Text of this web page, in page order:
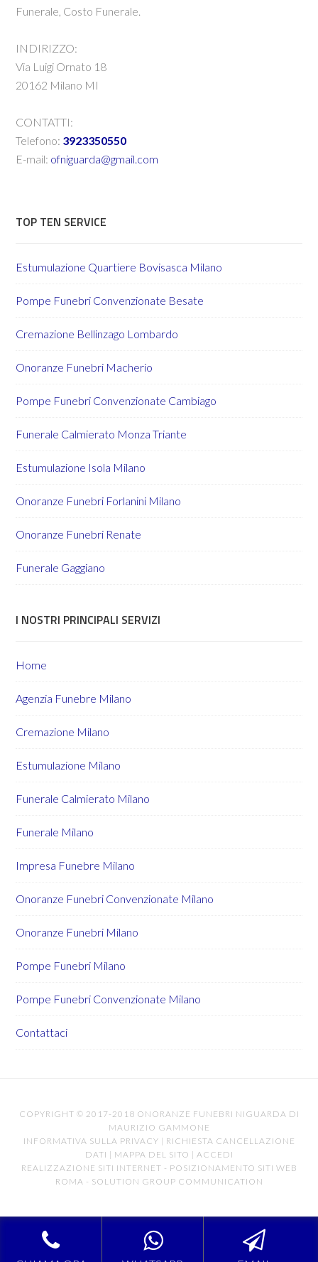
Funerale, Costo Funerale.
INDIRIZZO:
Via Luigi Ornato 18
20162 Milano MI
CONTATTI:
Telefono: 3923350550
E-mail: ofniguarda@gmail.com
TOP TEN SERVICE
Estumulazione Quartiere Bovisasca Milano
Pompe Funebri Convenzionate Besate
Cremazione Bellinzago Lombardo
Onoranze Funebri Macherio
Pompe Funebri Convenzionate Cambiago
Funerale Calmierato Monza Triante
Estumulazione Isola Milano
Onoranze Funebri Forlanini Milano
Onoranze Funebri Renate
Funerale Gaggiano
I NOSTRI PRINCIPALI SERVIZI
Home
Agenzia Funebre Milano
Cremazione Milano
Estumulazione Milano
Funerale Calmierato Milano
Funerale Milano
Impresa Funebre Milano
Onoranze Funebri Convenzionate Milano
Onoranze Funebri Milano
Pompe Funebri Milano
Pompe Funebri Convenzionate Milano
Contattaci
COPYRIGHT © 2017-2018 ONORANZE FUNEBRI NIGUARDA DI
MAURIZIO GAMMONE
INFORMATIVA SULLA PRIVACY | RICHIESTA CANCELLAZIONE
DATI | MAPPA DEL SITO | ACCEDI
REALIZZAZIONE SITI INTERNET - POSIZIONAMENTO SITI WEB
ROMA - SOLUTION GROUP COMMUNICATION